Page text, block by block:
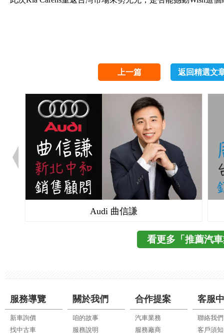
上一篇 返回精選文
Audi 曲信謙
看更多「推薦汽
服務導覽
新車詢價
找中古車
關於我們
咱的故事
服務說明
合作提案
汽車業務
服務廠商
客服
聯絡我們
客戶須知